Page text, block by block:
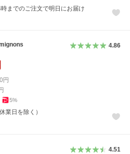
時までのご注文で明日にお届け
4.86
円
5%
業日を除く）
4.51